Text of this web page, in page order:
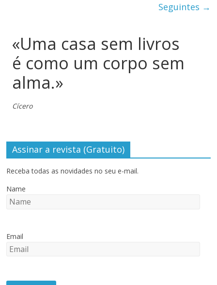
Seguintes →
«Uma casa sem livros
é como um corpo sem
alma.»
Cícero
Assinar a revista (Gratuito)
Receba todas as novidades no seu e-mail.
Name
Email